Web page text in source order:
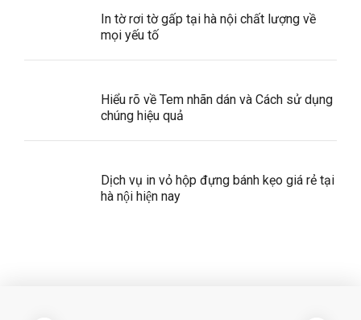
In tờ rơi tờ gấp tại hà nội chất lượng về
mọi yếu tố
Hiểu rõ về Tem nhãn dán và Cách sử dụng
chúng hiệu quả
Dịch vụ in vỏ hộp đựng bánh kẹo giá rẻ tại
hà nội hiện nay